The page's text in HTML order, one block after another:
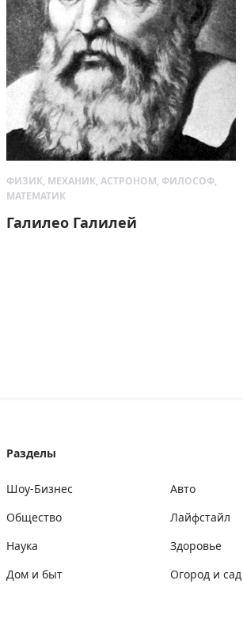
ФИЗИК, МЕХАНИК, АСТРОНОМ, ФИЛОСОФ,
МАТЕМАТИК
Галилео Галилей
Разделы
Шоу-Бизнес
Общество
Наука
Дом и быт
Авто
Лайфстайл
Здоровье
Огород и сад